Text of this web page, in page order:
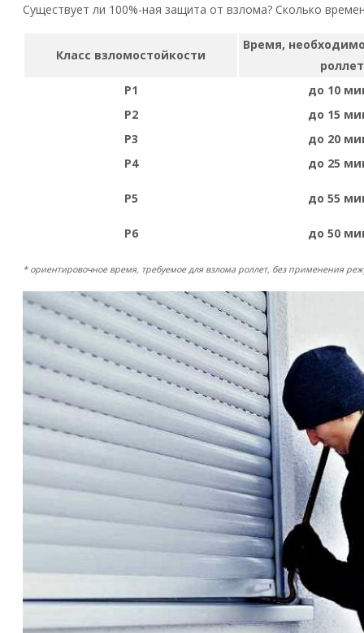
Существует ли 100%-ная защита от взлома? Сколько
Класс взломостойкости
Время,
Р1
до 10
Р2
до 15
Р3
до 20
Р4
до 25
Р5 до 55
Р6 до 50
* ориентировочное время, требуемое для взлома роллет, без применения